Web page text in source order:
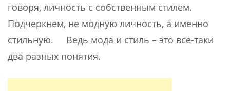
говоря, личность с собственным стилем.
Подчеркнем, не модную личность, а именно
стильную. Ведь мода и стиль – это все-таки
два разных понятия.